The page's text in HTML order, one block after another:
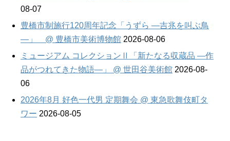
08-07
豊橋市制施行120周年記念「うずら —吉兆を叫ぶ鳥
—」 @ 豊橋市美術博物館 2026-08-06
ミュージアム コレクションⅡ「新たなる収蔵品 —作
品がつれてきた物語—」 @ 世田谷美術館 2026-08-
06
2026年8月 好色一代男 定期舞会 @ 東急歌舞伎町タ
ワー 2026-08-05